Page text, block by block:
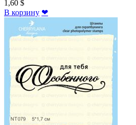
1,60 $
В корзину ❤